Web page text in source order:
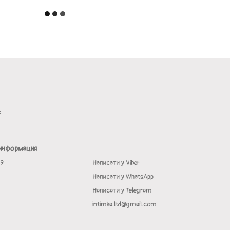
Написати у Viber
Написати у WhatsApp
Написати у Telegram
intimka.ltd@gmail.com